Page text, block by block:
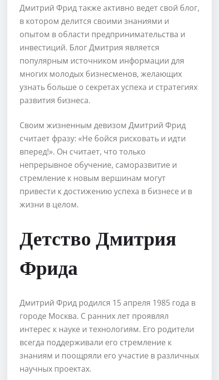
Дмитрий Фрид также активно ведет свой блог,
в котором делится своими знаниями и
опытом в области предпринимательства и
инвестиций. Блог Дмитрия является
популярным источником информации для
многих молодых бизнесменов, желающих
узнать больше о секретах успеха и стратегиях
развития бизнеса.
Своим жизненным девизом Дмитрий Фрид
считает фразу: «Не бойся рисковать и идти
вперед!». Он считает, что только
непрерывное обучение, саморазвитие и
стремление к новым вершинам могут
привести к достижению успеха в бизнесе и в
жизни в целом.
Детство Дмитрия
Фрида
Дмитрий Фрид родился 15 апреля 1985 года в
городе Москва. С ранних лет проявлял
интерес к науке и технологиям. Его родители
всегда поддерживали его стремление к
знаниям и поощряли его участие в различных
научных проектах.